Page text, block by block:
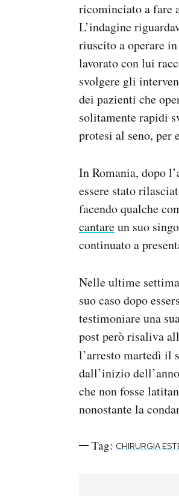
ricominciato a fare
L’indagine
riuscito a operare
lavorato con lui
svolgere gli
dei pazienti che
solitamente rapidi
protesi al seno, per
In Romania, dopo
essere stato
facendo qualche
cantareun suo
continuato a
Nelle ultime
suo caso dopo
testimoniare una
post però risaliva
l’arresto martedì il
dall’inizio
che non fosse
nonostante la
Tag: CHIRURGIA